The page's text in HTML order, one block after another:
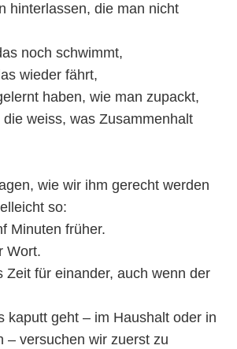
hinterlassen, die man nicht
noch schwimmt,
wieder fährt,
haben, wie man zupackt,
weiss, was Zusammenhalt
wie wir ihm gerecht werden
so:
Minuten früher.
Wort.
Zeit für einander, auch wenn der
kaputt geht – im Haushalt oder in
– versuchen wir zuerst zu